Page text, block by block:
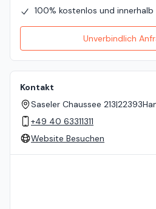
100% kostenlos und innerhalb
Unverbindlich
Kontakt
Saseler Chaussee 213|22393
+49 40 63311311
Website Besuchen